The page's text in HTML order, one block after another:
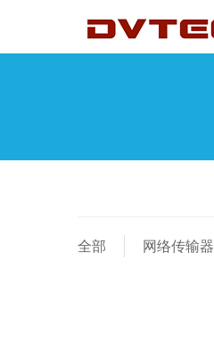
全部 网络传输器